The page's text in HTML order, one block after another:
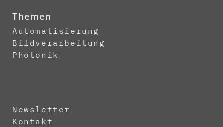
Themen
Automatisierung
Bildverarbeitung
Photonik
Newsletter
Kontakt